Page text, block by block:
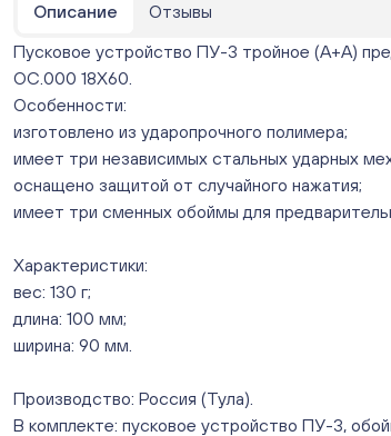
Описание
Отзывы
Пусковое устройство ПУ-3 тройное (А+А)
ОС.000 18Х60.
Особенности:
изготовлено из ударопрочного полимера;
имеет три независимых стальных ударных
оснащено защитой от случайного нажатия;
имеет три сменных обоймы для
Характеристики:
вес: 130 г;
длина: 100 мм;
ширина: 90 мм.
Производство: Россия (Тула).
В комплекте: пусковое устройство ПУ-3,